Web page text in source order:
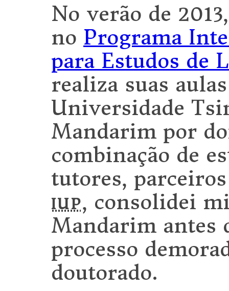
No verão de
no Programa
para Estudos de
realiza suas
Universidade
Mandarim por
combinação de
tutores,
iup, consolidei
Mandarim antes
processo
doutorado.